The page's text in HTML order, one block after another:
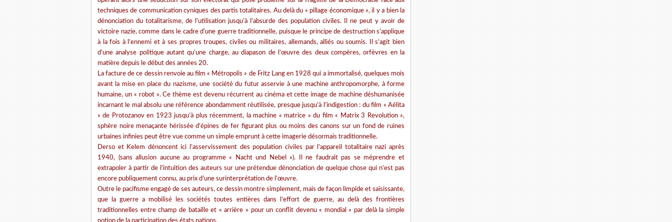
techniques de communication cyniques des partis totalitaires. Au delà du « pillage économique », il y a bien la
dénonciation du totalitarisme, de l’utilisation jusqu’à l’absurde des population civiles. Il ne peut y avoir de
victoire nazie, comme dans le cadre d’une guerre traditionnelle, puisque le principe de destruction s’applique
à la fois à l’ennemi et à ses propres troupes, civiles ou militaires, allemands, alliés ou soumis. Il s’agit bien
d’une analyse politique autant qu’une charge, au diapason de l’œuvre des deux compères, orfèvres en la
matière depuis le début des années 20.
La facture de ce dessin renvoie au film « Métropolis » de Fritz Lang en 1928 qui a immortalisé, quelques mois
avant la mise en place du nazisme, une société du futur asservie à une machine anthropomorphe, à forme
humaine, un « robot ». Ce thème est devenu récurrent au cinéma et cette image de machine déshumanisée
incarnant le mal absolu une référence abondamment réutilisée, presque jusqu’à l’indigestion : du film « Aélita
» de Protozanov en 1923 jusqu’à plus récemment, la machine « matrice » du film « Matrix 3 Revolution »,
sphère noire menaçante hérissée d’épines de fer figurant plus ou moins des canons sur un fond de ruines
urbaines infinies peut être vue comme un simple emprunt à cette imagerie désormais traditionnelle.
Derso et Kelem dénoncent ici l’asservissement des population civiles par l’appareil totalitaire nazi après
1940, (sans allusion aucune au programme « Nacht und Nebel »). Il ne faudrait pas se méprendre et
extrapoler à partir de l’intuition des auteurs sur une prétendue dénonciation de quelque chose qui n’est pas
encore publiquement connu, au prix d’une surinterprétation de l’œuvre.
Outre le pacifisme engagé de ses auteurs, ce dessin montre simplement, mais de façon limpide et saisissante,
que la guerre a mobilisé les sociétés toutes entières dans l’effort de guerre, au delà des frontières
traditionnelles entre champ de bataille et « arrière » pour un conflit devenu « mondial » par delà la simple